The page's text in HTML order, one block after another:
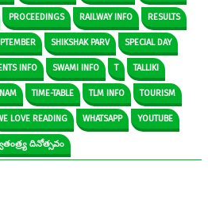
PROCEEDINGS RAILWAY INFO RESULTS
SHIKSHAK PARV SPECIAL DAY
INFO SWAMI INFO T TALLIKI
TIME-TABLE TLM INFO TOURISM
LOVE READING WHATSAPP YOUTUBE
దినోత్సవం